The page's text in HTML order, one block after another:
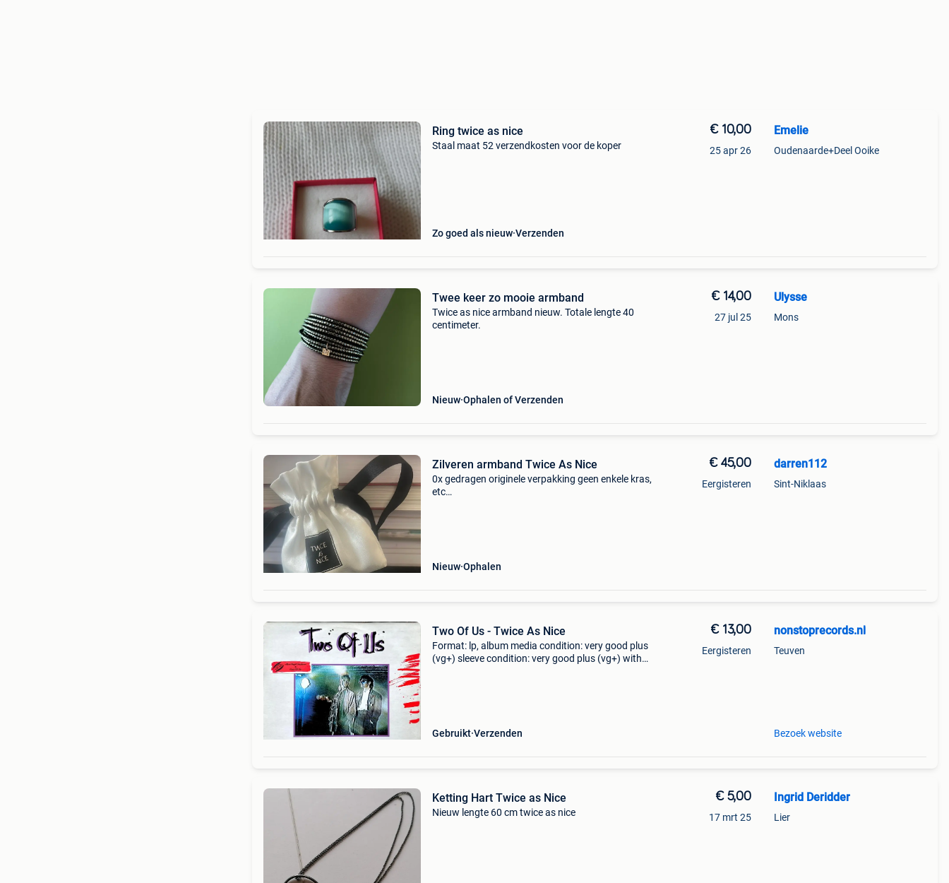
Ring twice as nice
Staal maat 52 verzendkosten voor de koper
Zo goed als nieuw Verzenden
€ 10,00
25 apr 26
Emelie
Oudenaarde+Deel Ooike
Twee keer zo mooie armband
Twice as nice armband nieuw. Totale lengte 40
centimeter.
Nieuw Ophalen of Verzenden
€ 14,00
27 jul 25
Ulysse
Mons
Zilveren armband Twice As Nice
0x gedragen originele verpakking geen enkele kras,
etc…
Nieuw Ophalen
€ 45,00
Eergisteren
darren112
Sint-Niklaas
Two Of Us - Twice As Nice
Format: lp, album media condition: very good plus
(vg+) sleeve condition: very good plus (vg+) with
Gebruikt Verzenden
€ 13,00
Eergisteren
nonstoprecords.nl
Teuven
Bezoek website
Ketting Hart Twice as Nice
Nieuw lengte 60 cm twice as nice
€ 5,00
17 mrt 25
Ingrid Deridder
Lier